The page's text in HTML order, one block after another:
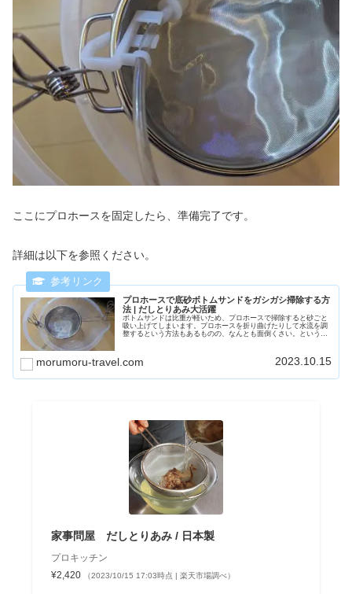
ここにプロホースを固定したら、準備完了です。
詳細は以下を参照ください。
プロホースで底砂ボトムサンドをガシガシ掃除する方
法 | だしとりあみ大活躍
ボトムサンドは比重が軽いため、プロホースで掃除すると砂ごと
吸い上げてしまいます。プロホースを折り曲げたりして水流を調
整するという方法もあるものの、なんとも面倒くさい。というこ
morumoru-travel.com 2023.10.15
家事問屋 だしとりあみ / 日本製
プロキッチン
¥2,420
（2023/10/15 17:03時点 | 楽天市場調べ）